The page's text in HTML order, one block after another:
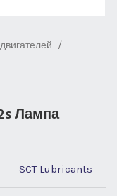
Лампа
SCT Lubricants